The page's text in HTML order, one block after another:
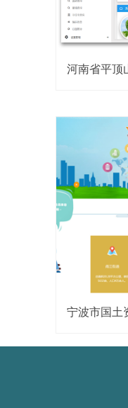
河南省平顶
宁波市国土